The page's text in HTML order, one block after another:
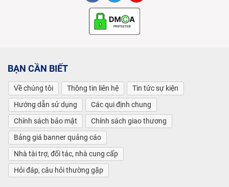
BẠN CẦN BIẾT
Về chúng tôi Thông tin liên hệ
Tin tức sự kiện
Hướng dẫn sử dụng
Các qui định chung
Chính sách bảo mật
Chính sách giao thương
Bảng giá banner quảng cáo
Nhà tài trợ, đối tác, nhà cung cấp
Hỏi đáp, câu hỏi thường gặp